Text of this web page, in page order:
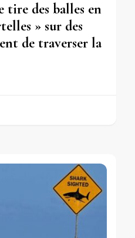
tire des balles en
» sur des
de traverser la